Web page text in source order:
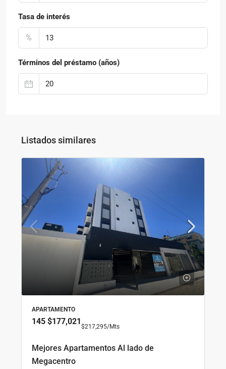
Tasa de interés
%
Términos del préstamo (años)
Listados similares
APARTAMENTO
145 $177,021
$217,295/Mts
Mejores Apartamentos Al lado de
Megacentro